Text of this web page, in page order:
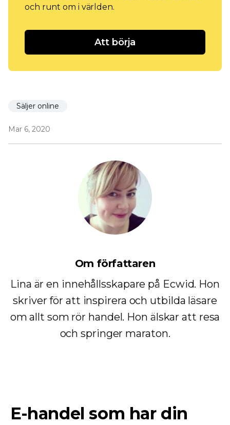
och runt om i världen.
Att börja
Säljer online
Mar 6, 2020
Om författaren
Lina är en innehållsskapare på Ecwid. Hon
skriver för att inspirera och utbilda läsare
om allt som rör handel. Hon älskar att resa
och springer maraton.
E-handel som har din